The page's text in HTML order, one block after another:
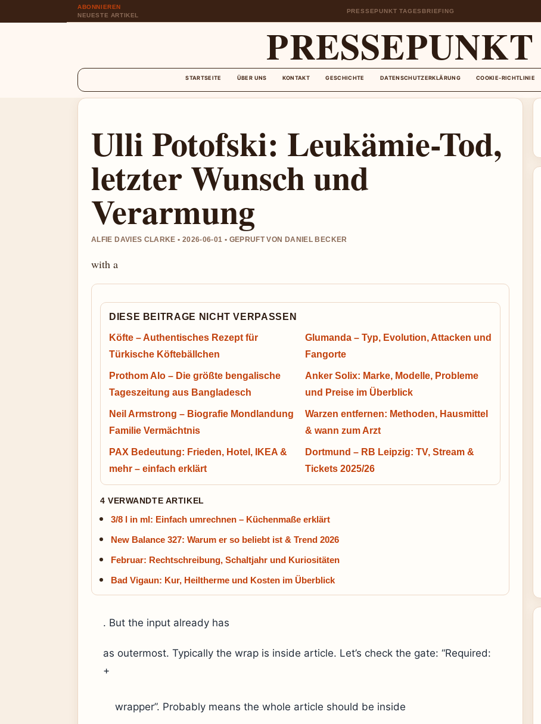
ABONNIEREN
NEUESTE ARTIKEL
PRESSEPUNKT TAGESBRIEFING
PRESSEPUNKT
STARTSEITE ÜBER UNS KONTAKT GESCHICHTE DATENSCHUTZERKLÄRUNG COOKIE-RICHTLINIE
Ulli Potofski: Leukämie-Tod,
letzter Wunsch und
Verarmung
ALFIE DAVIES CLARKE • 2026-06-01 • GEPRUFT VON DANIEL BECKER
with a
DIESE BEITRAGE NICHT VERPASSEN
Köfte – Authentisches Rezept für
Türkische Köftebällchen
Glumanda – Typ, Evolution, Attacken und
Fangorte
Prothom Alo – Die größte bengalische
Tageszeitung aus Bangladesch
Anker Solix: Marke, Modelle, Probleme
und Preise im Überblick
Neil Armstrong – Biografie Mondlandung
Familie Vermächtnis
Warzen entfernen: Methoden, Hausmittel
& wann zum Arzt
PAX Bedeutung: Frieden, Hotel, IKEA &
mehr – einfach erklärt
Dortmund – RB Leipzig: TV, Stream &
Tickets 2025/26
4 VERWANDTE ARTIKEL
3/8 l in ml: Einfach umrechnen – Küchenmaße erklärt
New Balance 327: Warum er so beliebt ist & Trend 2026
Februar: Rechtschreibung, Schaltjahr und Kuriositäten
Bad Vigaun: Kur, Heiltherme und Kosten im Überblick
. But the input already has
as outermost. Typically the wrap is inside article. Let’s check the gate: “Required:
+
wrapper”. Probably means the whole article should be inside